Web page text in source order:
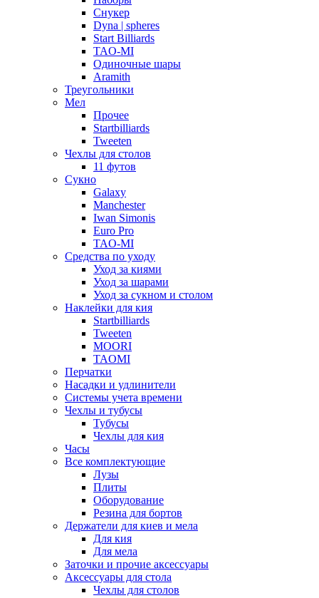
Снукер
Dyna | spheres
Start Billiards
TAO-MI
Одиночные шары
Aramith
Треугольники
Мел
Прочее
Startbilliards
Tweeten
Чехлы для столов
11 футов
Сукно
Galaxy
Manchester
Iwan Simonis
Euro Pro
TAO-MI
Средства по уходу
Уход за киями
Уход за шарами
Уход за сукном и столом
Наклейки для кия
Startbilliards
Tweeten
MOORI
TAOMI
Перчатки
Насадки и удлинители
Системы учета времени
Чехлы и тубусы
Тубусы
Чехлы для кия
Часы
Все комплектующие
Лузы
Плиты
Оборудование
Резина для бортов
Держатели для киев и мела
Для кия
Для мела
Заточки и прочие аксессуары
Аксессуары для стола
Чехлы для столов